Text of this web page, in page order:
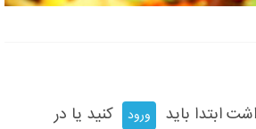
ابتدا باید ورود
کنید یا در